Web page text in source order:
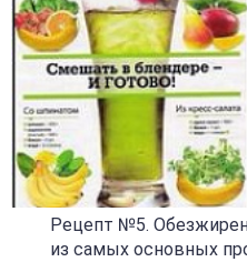
Рецепт №5.
из самых основных